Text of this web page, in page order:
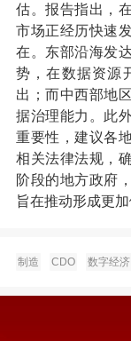
估。报告指出，
市场正经历快速
在。东部沿海发
势，在数据资源
出；而中西部地
据治理能力。此
重要性，建议各
相关法律法规，
阶段的地方政府
旨在推动形成更
制造 CDO 数字经济